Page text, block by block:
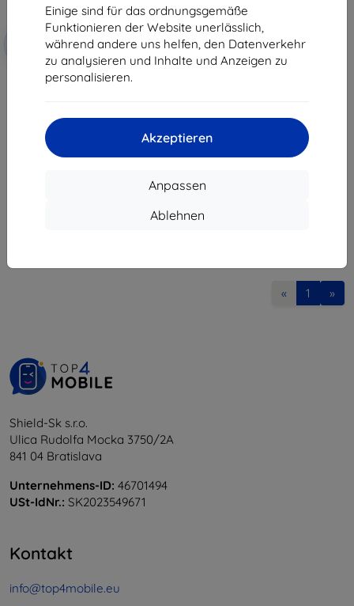
Einige sind für das ordnungsgemäße
Funktionieren der Website unerlässlich,
während andere uns helfen, den Datenverkehr
zu analysieren und Inhalte und Anzeigen zu
personalisieren.
Akzeptieren
Anpassen
Ablehnen
Rabatt
mit
Gutschein
EXTRA10
3mk TechWrap Matte
« 1 »
Shield-Sk s.r.o.
Ulica Rudolfa Mocka 3750/2A
841 04 Bratislava
Unternehmens-ID: 46701494
USt-IdNr.: SK2023549671
Kontakt
info@top4mobile.eu